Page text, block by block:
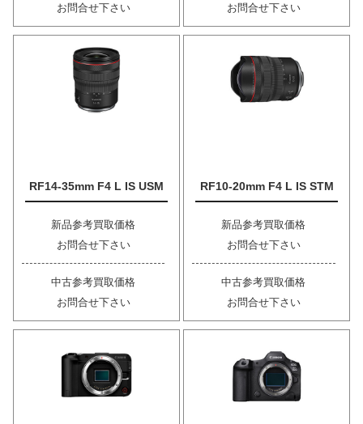
お問合せ下さい
お問合せ下さい
RF14-35mm F4 L IS USM
新品参考買取価格
お問合せ下さい
中古参考買取価格
お問合せ下さい
RF10-20mm F4 L IS STM
新品参考買取価格
お問合せ下さい
中古参考買取価格
お問合せ下さい